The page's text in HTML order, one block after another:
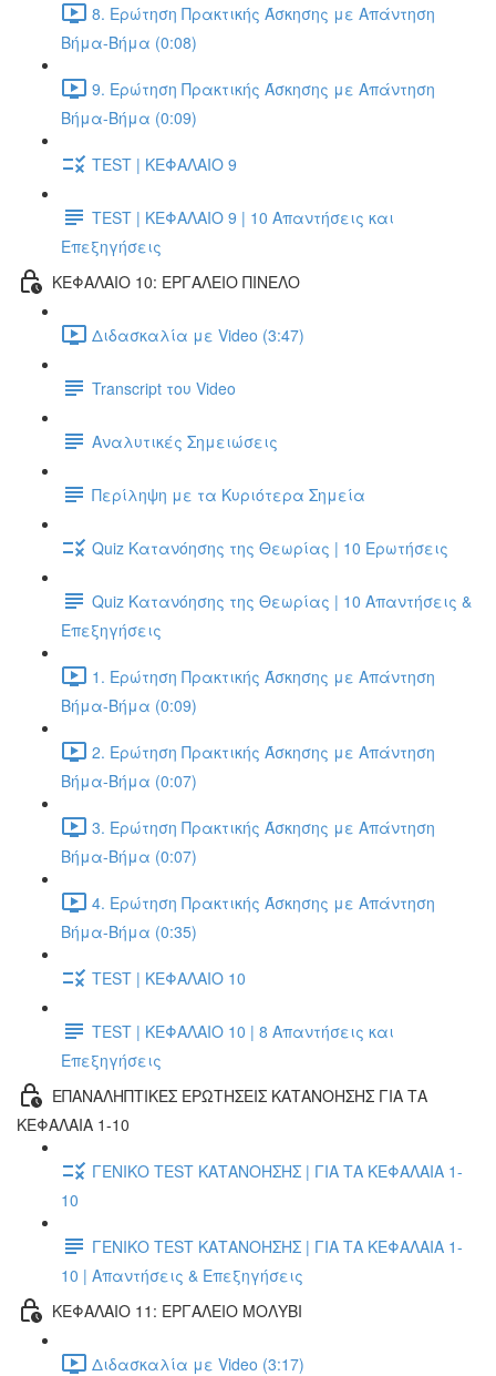
8. Ερώτηση Πρακτικής Άσκησης με Απάντηση
Βήμα-Βήμα (0:08)
9. Ερώτηση Πρακτικής Άσκησης με Απάντηση
Βήμα-Βήμα (0:09)
TEST | ΚΕΦΑΛΑΙΟ 9
TEST | ΚΕΦΑΛΑΙΟ 9 | 10 Απαντήσεις και
Επεξηγήσεις
ΚΕΦΑΛΑΙΟ 10: ΕΡΓΑΛΕΙΟ ΠΙΝΕΛΟ
Διδασκαλία με Video (3:47)
Transcript του Video
Αναλυτικές Σημειώσεις
Περίληψη με τα Κυριότερα Σημεία
Quiz Κατανόησης της Θεωρίας | 10 Ερωτήσεις
Quiz Κατανόησης της Θεωρίας | 10 Απαντήσεις &
Επεξηγήσεις
1. Ερώτηση Πρακτικής Άσκησης με Απάντηση
Βήμα-Βήμα (0:09)
2. Ερώτηση Πρακτικής Άσκησης με Απάντηση
Βήμα-Βήμα (0:07)
3. Ερώτηση Πρακτικής Άσκησης με Απάντηση
Βήμα-Βήμα (0:07)
4. Ερώτηση Πρακτικής Άσκησης με Απάντηση
Βήμα-Βήμα (0:35)
TEST | ΚΕΦΑΛΑΙΟ 10
TEST | ΚΕΦΑΛΑΙΟ 10 | 8 Απαντήσεις και
Επεξηγήσεις
ΕΠΑΝΑΛΗΠΤΙΚΕΣ ΕΡΩΤΗΣΕΙΣ ΚΑΤΑΝΟΗΣΗΣ ΓΙΑ ΤΑ
ΚΕΦΑΛΑΙΑ 1-10
ΓΕΝΙΚΟ TEST ΚΑΤΑΝΟΗΣΗΣ | ΓΙΑ ΤΑ ΚΕΦΑΛΑΙΑ 1-
10
ΓΕΝΙΚΟ TEST ΚΑΤΑΝΟΗΣΗΣ | ΓΙΑ ΤΑ ΚΕΦΑΛΑΙΑ 1-
10 | Απαντήσεις & Επεξηγήσεις
ΚΕΦΑΛΑΙΟ 11: ΕΡΓΑΛΕΙΟ ΜΟΛΥΒΙ
Διδασκαλία με Video (3:17)